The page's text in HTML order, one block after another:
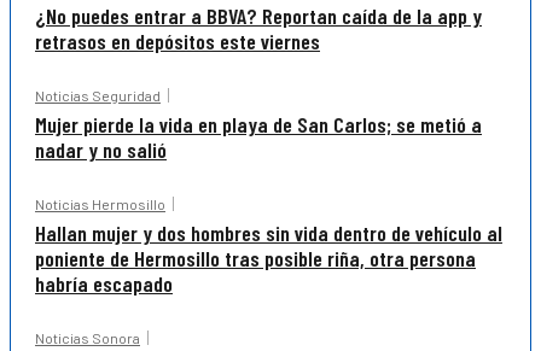
¿No puedes entrar a BBVA? Reportan caída de la app y
retrasos en depósitos este viernes
Noticias Seguridad
Mujer pierde la vida en playa de San Carlos; se metió a
nadar y no salió
Noticias Hermosillo
Hallan mujer y dos hombres sin vida dentro de vehículo al
poniente de Hermosillo tras posible riña, otra persona
habría escapado
Noticias Sonora